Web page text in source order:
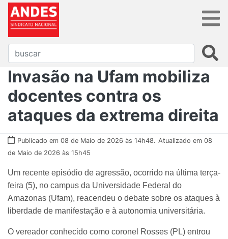
Invasão na Ufam mobiliza
docentes contra os
ataques da extrema direita
Publicado em 08 de Maio de 2026 às 14h48. Atualizado em 08
de Maio de 2026 às 15h45
Um recente episódio de agressão, ocorrido na última terça-
feira (5), no campus da Universidade Federal do
Amazonas (Ufam), reacendeu o debate sobre os ataques à
liberdade de manifestação e à autonomia universitária.
O vereador conhecido como coronel Rosses (PL) entrou